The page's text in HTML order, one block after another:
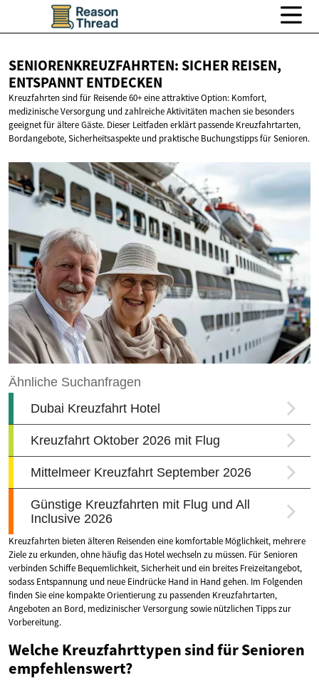
SENIORENKREUZFAHRTEN: SICHER REISEN,
ENTSPANNT ENTDECKEN
Kreuzfahrten sind für Reisende 60+ eine attraktive Option: Komfort,
medizinische Versorgung und zahlreiche Aktivitäten machen sie besonders
geeignet für ältere Gäste. Dieser Leitfaden erklärt passende Kreuzfahrtarten,
Bordangebote, Sicherheitsaspekte und praktische Buchungstipps für Senioren.
Kreuzfahrten bieten älteren Reisenden eine komfortable Möglichkeit, mehrere
Ziele zu erkunden, ohne häufig das Hotel wechseln zu müssen. Für Senioren
verbinden Schiffe Bequemlichkeit, Sicherheit und ein breites Freizeitangebot,
sodass Entspannung und neue Eindrücke Hand in Hand gehen. Im Folgenden
finden Sie eine kompakte Orientierung zu passenden Kreuzfahrtarten,
Angeboten an Bord, medizinischer Versorgung sowie nützlichen Tipps zur
Vorbereitung.
Welche Kreuzfahrttypen sind für Senioren
empfehlenswert?